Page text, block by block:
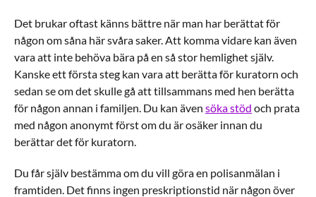
Det brukar oftast känns bättre när man har berättat för
någon om såna här svåra saker. Att komma vidare kan även
vara att inte behöva bära på en så stor hemlighet själv.
Kanske ett första steg kan vara att berätta för kuratorn och
sedan se om det skulle gå att tillsammans med hen berätta
för någon annan i familjen. Du kan även söka stöd och prata
med någon anonymt först om du är osäker innan du
berättar det för kuratorn.
Du får själv bestämma om du vill göra en polisanmälan i
framtiden. Det finns ingen preskriptionstid när någon över